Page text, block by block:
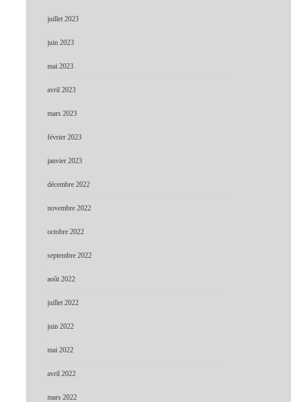
juillet 2023
juin 2023
mai 2023
avril 2023
mars 2023
février 2023
janvier 2023
décembre 2022
novembre 2022
octobre 2022
septembre 2022
août 2022
juillet 2022
juin 2022
mai 2022
avril 2022
mars 2022